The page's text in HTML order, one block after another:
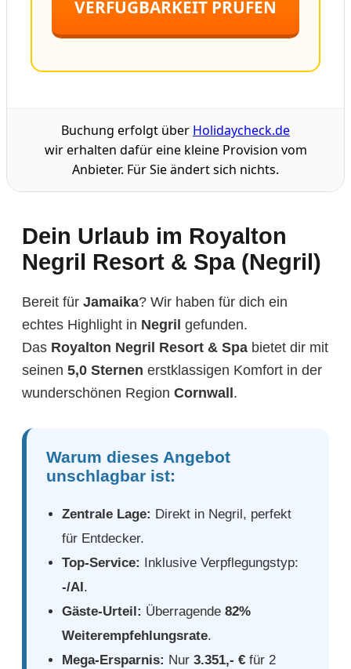
VERFÜGBARKEIT PRÜFEN
Buchung erfolgt über Holidaycheck.de
wir erhalten dafür eine kleine Provision vom
Anbieter. Für Sie ändert sich nichts.
Dein Urlaub im Royalton
Negril Resort & Spa (Negril)
Bereit für Jamaika? Wir haben für dich ein
echtes Highlight in Negril gefunden.
Das Royalton Negril Resort & Spa bietet dir mit
seinen 5,0 Sternen erstklassigen Komfort in der
wunderschönen Region Cornwall.
Warum dieses Angebot
unschlagbar ist:
Zentrale Lage: Direkt in Negril, perfekt
für Entdecker.
Top-Service: Inklusive Verpflegungstyp:
-/AI.
Gäste-Urteil: Überragende 82%
Weiterempfehlungsrate.
Mega-Ersparnis: Nur 3.351,- € für 2